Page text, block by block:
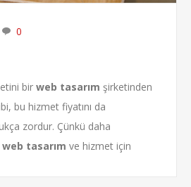
0
bir web tasarım şirketinden
bu hizmet fiyatını da
zordur. Çünkü daha
web tasarım ve hizmet için